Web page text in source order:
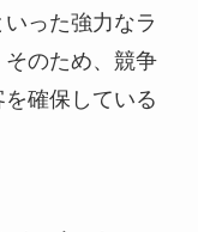
った強力なラ
のため、競争
確保している